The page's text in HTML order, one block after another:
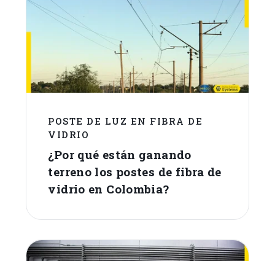
POSTE DE LUZ EN FIBRA DE
VIDRIO
¿Por qué están ganando
terreno los postes de fibra de
vidrio en Colombia?